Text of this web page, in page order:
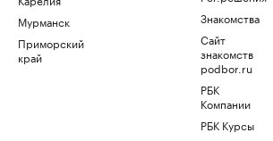
Мурманск
Приморский
край
Знакомства
Сайт
знакомств
podbor.ru
РБК
Компании
РБК Курсы